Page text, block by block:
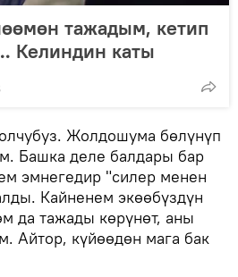
тажадым, кетип
Келиндин каты
Жолдошума бөлүнүп
Башка деле балдары бар
эмнегедир "силер менен
Кайненем экөөбүздүн
да тажады көрүнөт, аны
Айтор, күйөөдөн мага бак